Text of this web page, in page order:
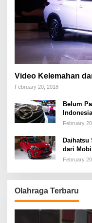
Video Kelemahan
February 20, 2018
Belum
February
Daihatsu
dari
February
Olahraga Terbaru